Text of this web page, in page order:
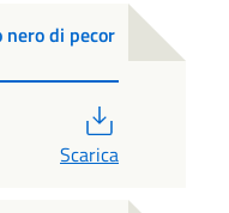
di pecor
Scarica